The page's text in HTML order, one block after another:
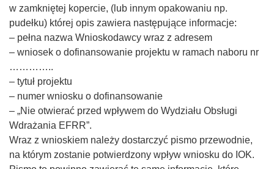
w zamkniętej kopercie, (lub innym opakowaniu np.
pudełku) której opis zawiera następujące informacje:
– pełna nazwa Wnioskodawcy wraz z adresem
– wniosek o dofinansowanie projektu w ramach naboru nr
…………..
– tytuł projektu
– numer wniosku o dofinansowanie
– „Nie otwierać przed wpływem do Wydziału Obsługi
Wdrażania EFRR”.
Wraz z wnioskiem należy dostarczyć pismo przewodnie,
na którym zostanie potwierdzony wpływ wniosku do IOK.